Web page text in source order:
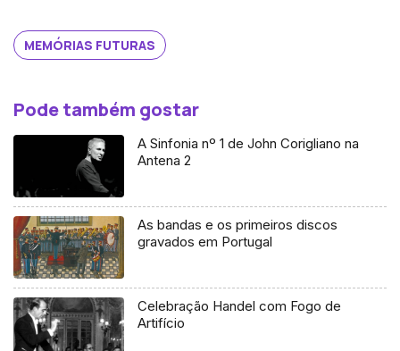
MEMÓRIAS FUTURAS
Pode também gostar
A Sinfonia nº 1 de John Corigliano na
Antena 2
As bandas e os primeiros discos
gravados em Portugal
Celebração Handel com Fogo de
Artifício